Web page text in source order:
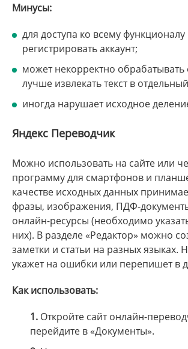
Минусы:
для доступа ко всему
регистрировать аккаунт;
может некорректно обрабатывать
лучше извлекать текст в
иногда нарушает исходное
Яндекс Переводчик
Можно использовать на сайте или
программу для смартфонов и
качестве исходных данных
фразы, изображения, ПДФ-
онлайн-ресурсы (необходимо
них). В разделе «Редактор» можно
заметки и статьи на разных языках.
укажет на ошибки или перепишет в
Как использовать:
1. Откройте сайт онлайн-
перейдите в «Документы».